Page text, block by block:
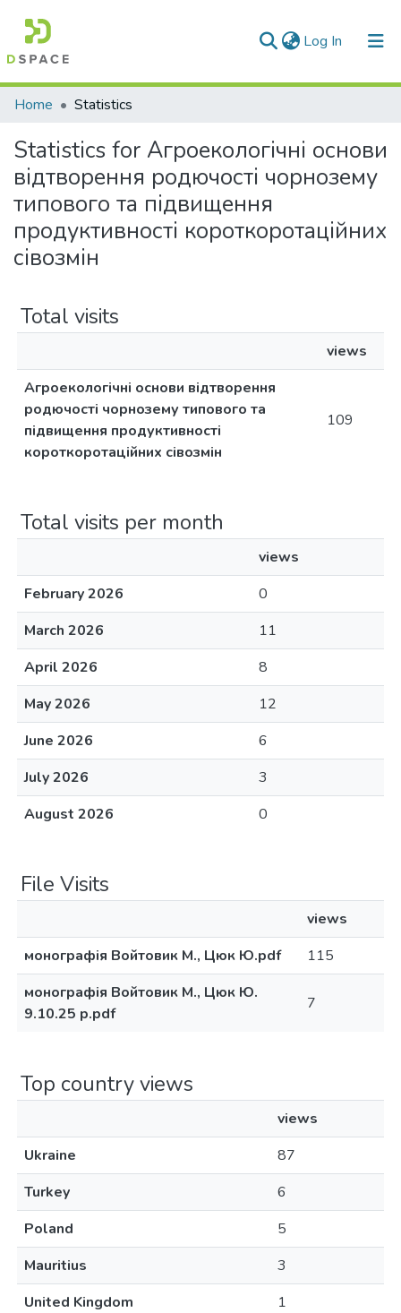
Log In (current)
Communities & Collections
All of DSpace
Home Statistics
Statistics for Агроекологічні основи
відтворення родючості чорнозему
типового та підвищення
продуктивності короткоротаційних
сівозмін
Total visits
views
Агроекологічні основи відтворення
родючості чорнозему типового та
підвищення продуктивності
короткоротаційних сівозмін
109
Total visits per month
views
February 2026
0
March 2026
11
April 2026
8
May 2026
12
June 2026
6
July 2026
3
August 2026
0
File Visits
views
монографія Войтовик М., Цюк Ю.pdf
115
монографія Войтовик М., Цюк Ю.
9.10.25 р.pdf
7
Top country views
views
Ukraine
87
Turkey
6
Poland
5
Mauritius
3
United Kingdom
1